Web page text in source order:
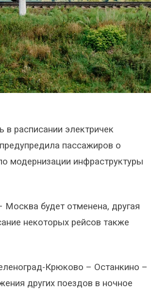
в расписании электричек
пассажиров о
модернизации инфраструктуры
будет отменена, другая
некоторых рейсов также
Крюково – Останкино –
других поездов в ночное